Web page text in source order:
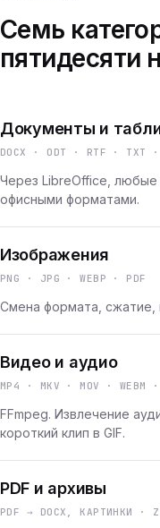
Семь
пятидесяти
Документы и
DOCX · ODT · RTF · TXT
Через LibreOffice,
офисными форматами.
Изображения
PNG · JPG · WEBP · PDF
Смена формата, сжатие,
Видео и аудио
MP4 · MKV · MOV · WEBM
FFmpeg. Извлечение
короткий клип в GIF.
PDF и архивы
PDF → DOCX, КАРТИНКИ ·